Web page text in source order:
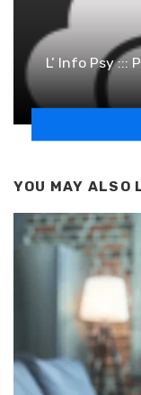
L’ Info Psy :::
YOU MAY ALSO